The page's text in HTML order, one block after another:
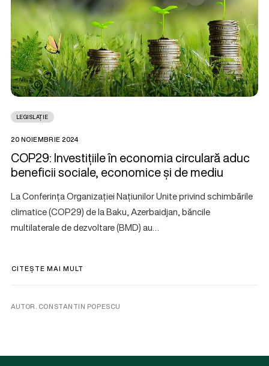
LEGISLAȚIE
20 NOIEMBRIE 2024
COP29: Investițiile în economia circulară aduc
beneficii sociale, economice și de mediu
La Conferința Organizației Națiunilor Unite privind schimbările
climatice (COP29) de la Baku, Azerbaidjan, băncile
multilaterale de dezvoltare (BMD) au…
CITEȘTE MAI MULT
AUTOR. CONSTANTIN POPESCU